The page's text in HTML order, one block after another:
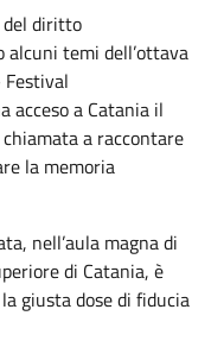
del diritto
alcuni temi dell’ottava
acceso a Catania il
a raccontare
la memoria
nell’aula magna di
di Catania, è
giusta dose di fiducia